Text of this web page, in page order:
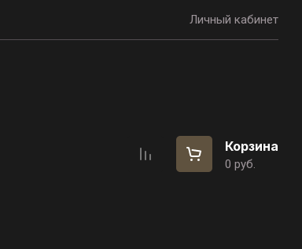
Личный кабинет
Корзина
0 руб.